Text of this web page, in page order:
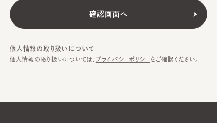
個人情報の取り扱いについて
個人情報の取り扱いについては、 プライバシーポリシーをご確認ください。